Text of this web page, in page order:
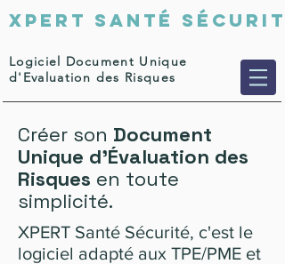
XPERT SANTÉ
Logiciel Document Unique
d'Evaluation des Risques
Créer son Document
Unique d'Évaluation des
Risques en toute
simplicité.
XPERT Santé Sécurité, c'est le
logiciel adapté aux TPE/PME et